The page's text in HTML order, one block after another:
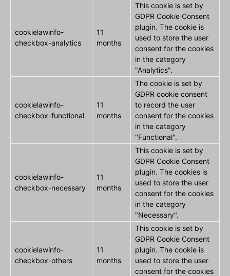
cookielawinfo-
checkbox-analytics
11
months
This cookie is set by
GDPR Cookie Consent
plugin. The cookie is
used to store the user
consent for the cookies
in the category
"Analytics".
cookielawinfo-
checkbox-functional
11
months
The cookie is set by
GDPR cookie consent
to record the user
consent for the cookies
in the category
"Functional".
cookielawinfo-
checkbox-necessary
11
months
This cookie is set by
GDPR Cookie Consent
plugin. The cookies is
used to store the user
consent for the cookies
in the category
"Necessary".
cookielawinfo-
checkbox-others
11
months
This cookie is set by
GDPR Cookie Consent
plugin. The cookie is
used to store the user
consent for the cookies